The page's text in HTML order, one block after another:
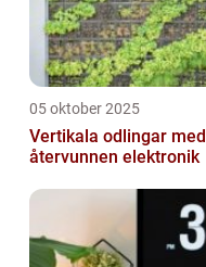
05 oktober 2025
Vertikala odlingar med
återvunnen elektronik